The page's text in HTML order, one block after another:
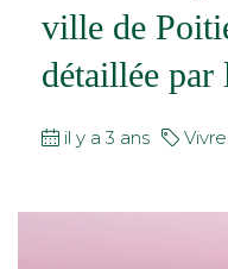
ville de
détaillée
il y a 3 ans